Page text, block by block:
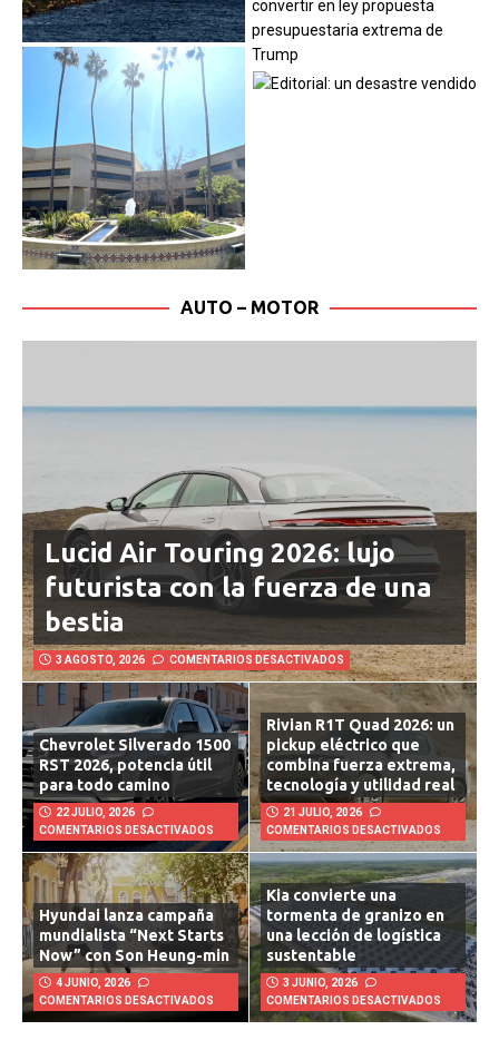
Lucid Air Touring 2026: lujo
futurista con la fuerza de una
bestia
3 AGOSTO, 2026 COMENTARIOS DESACTIVADOS
Chevrolet Silverado 1500
RST 2026, potencia útil
para todo camino
22 JULIO, 2026
COMENTARIOS DESACTIVADOS
Rivian R1T Quad 2026: un
pickup eléctrico que
combina fuerza extrema,
tecnología y utilidad real
21 JULIO, 2026
COMENTARIOS DESACTIVADOS
Hyundai lanza campaña
mundialista “Next Starts
Now” con Son Heung-min
4 JUNIO, 2026
COMENTARIOS DESACTIVADOS
Kia convierte una
tormenta de granizo en
una lección de logística
sustentable
3 JUNIO, 2026
COMENTARIOS DESACTIVADOS